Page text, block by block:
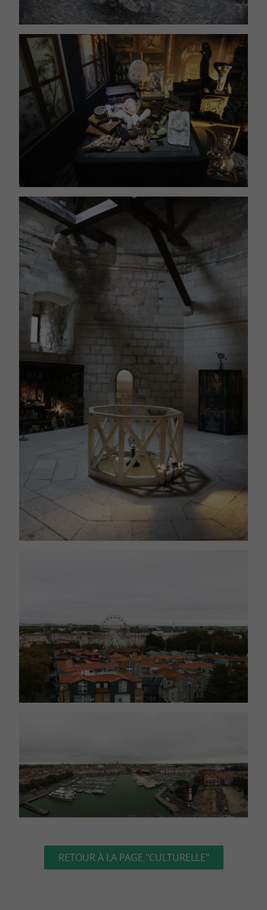
RETOUR À LA PAGE "CULTURELLE"